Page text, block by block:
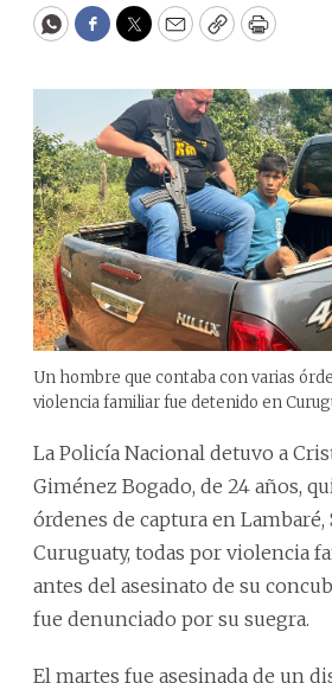
WhatsApp
Facebook
Twitter
EmailCopyPrint
Un hombre que contaba con varias
violencia familiar fue detenido en
La Policía Nacional detuvo a
Giménez Bogado, de 24 años,
órdenes de captura en Lambaré,
Curuguaty, todas por violencia
antes del asesinato de su
fue denunciado por su suegra.
El martes fue asesinada de un